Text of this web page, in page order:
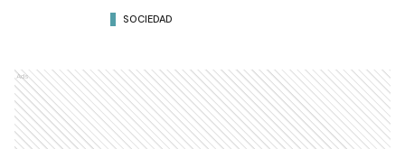
SOCIEDAD
Ads